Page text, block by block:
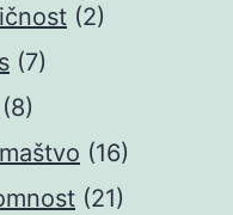
(2)
(7)
(8)
(16)
(21)